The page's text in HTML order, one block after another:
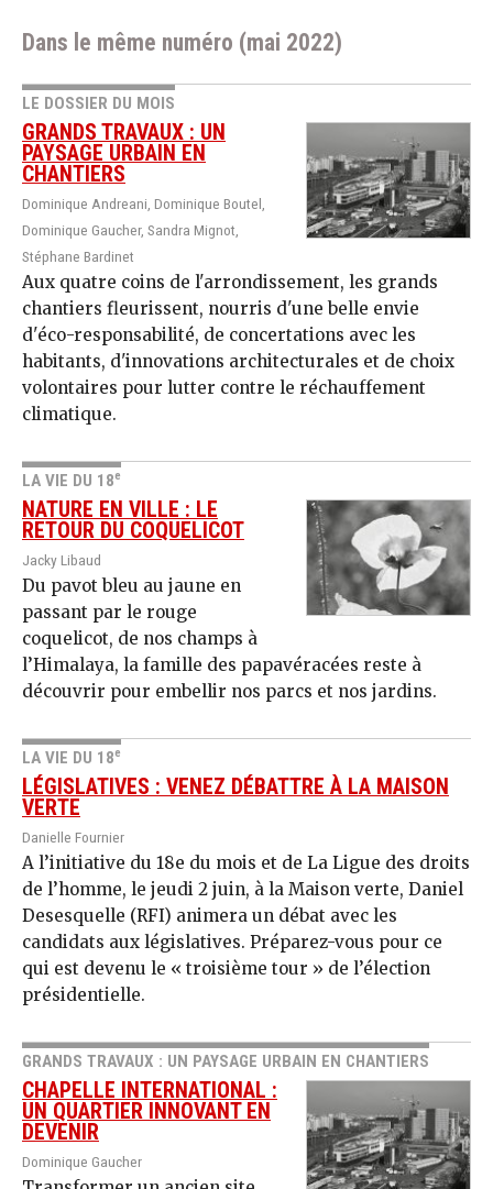
Dans le même numéro (mai 2022)
LE DOSSIER DU MOIS
GRANDS TRAVAUX : UN
PAYSAGE URBAIN EN
CHANTIERS
Dominique Andreani, Dominique Boutel,
Dominique Gaucher, Sandra Mignot,
Stéphane Bardinet
Aux quatre coins de l'arrondissement, les grands
chantiers fleurissent, nourris d'une belle envie
d'éco-responsabilité, de concertations avec les
habitants, d'innovations architecturales et de choix
volontaires pour lutter contre le réchauffement
climatique.
LA VIE DU 18e
NATURE EN VILLE : LE
RETOUR DU COQUELICOT
Jacky Libaud
Du pavot bleu au jaune en
passant par le rouge
coquelicot, de nos champs à
l’Himalaya, la famille des papavéracées reste à
découvrir pour embellir nos parcs et nos jardins.
LA VIE DU 18e
LÉGISLATIVES : VENEZ DÉBATTRE À LA MAISON
VERTE
Danielle Fournier
A l’initiative du 18e du mois et de La Ligue des droits
de l’homme, le jeudi 2 juin, à la Maison verte, Daniel
Desesquelle (RFI) animera un débat avec les
candidats aux législatives. Préparez-vous pour ce
qui est devenu le « troisième tour » de l’élection
présidentielle.
GRANDS TRAVAUX : UN PAYSAGE URBAIN EN CHANTIERS
CHAPELLE INTERNATIONAL :
UN QUARTIER INNOVANT EN
DEVENIR
Dominique Gaucher